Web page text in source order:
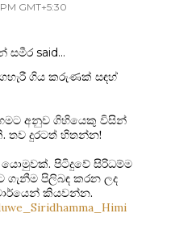
GMT+5:30
සමීර said…
ගිය කරුණක් සඳහ්
අනුව ගිහියෙකු විසින්
තව දුරටත් හිතන්න!
පිටිදුවේ සිරිධම්ම
පිලිබඳ කරන ලද
කියවන්න.